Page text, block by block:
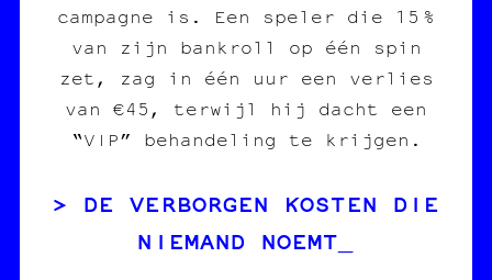
campagne is. Een speler die 15 %
van zijn bankroll op één spin
zet, zag in één uur een verlies
van €45, terwijl hij dacht een
“VIP” behandeling te krijgen.
DE VERBORGEN KOSTEN DIE
NIEMAND NOEMT